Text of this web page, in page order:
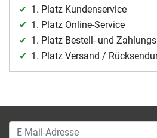
1. Platz Kundenservice
1. Platz Online-Service
1. Platz Bestell- und
1. Platz Versand /
E-Mail-Adresse